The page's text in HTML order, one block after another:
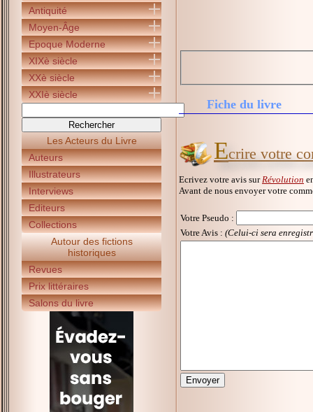
Antiquité
Moyen-Âge
Epoque Moderne
XIXè siècle
XXè siècle
XXIè siècle
Les Acteurs du Livre
Auteurs
Illustrateurs
Interviews
Editeurs
Collections
Autour des fictions
historiques
Revues
Prix littéraires
Salons du livre
Fiche du livre
Ecrire votre
Ecrivez votre avis sur Révolution
Avant de nous envoyer votre
Votre Pseudo :
Votre Avis : (Celui-ci sera